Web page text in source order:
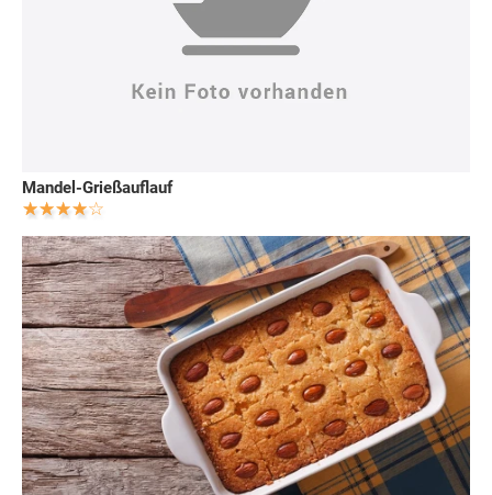
Mandel-Grießauflauf